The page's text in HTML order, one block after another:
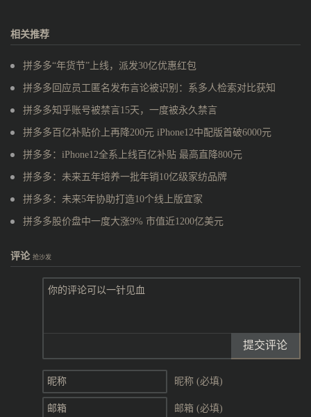
相关推荐
拼多多“年货节”上线，派发30亿优惠红包
拼多多回应员工匿名发布言论被识别：系多人检索对比获知
拼多多知乎账号被禁言15天，一度被永久禁言
拼多多百亿补贴价上再降200元 iPhone12中配版首破6000元
拼多多：iPhone12全系上线百亿补贴 最高直降800元
拼多多：未来五年培养一批年销10亿级家纺品牌
拼多多：未来5年协助打造10个线上版宜家
拼多多股价盘中一度大涨9% 市值近1200亿美元
评论 抢沙发
提交评论
昵称 (必填)
邮箱 (必填)